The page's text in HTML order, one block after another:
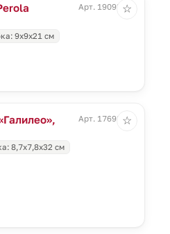
Арт. 19093.00
9х9х21 см
☆
Арт. 17698.14
8,7x7,8x32 см
☆